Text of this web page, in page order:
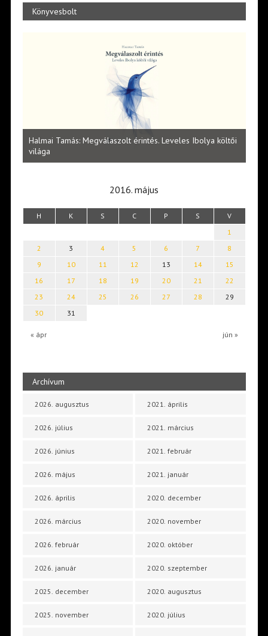
Könyvesbolt
Halmai Tamás: Megválaszolt érintés. Leveles Ibolya költői
világa
2016. május
H K S C P S V
« ápr jún »
1
2
3 4 5 6 7
8
9
10 11 12 13 14
15
16
17 18 19 20 21
22
23
24 25 26 27 28
29
30
31
Archívum
2026. augusztus
2026. július
2026. június
2026. május
2026. április
2026. március
2026. február
2026. január
2025. december
2025. november
2021. április
2021. március
2021. február
2021. január
2020. december
2020. november
2020. október
2020. szeptember
2020. augusztus
2020. július